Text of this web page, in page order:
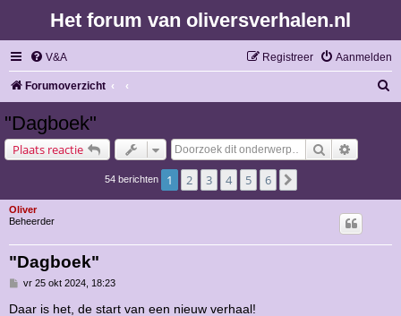
Het forum van oliversverhalen.nl
V&A Aanmelden
Registreer
Forumoverzicht
"Dagboek"
Plaats reactie Zoek
54 berichten 1 2 3 4 5 6
Oliver
Beheerder
"Dagboek"
B
r
vr 25 okt 2024, 18:23
Daar is het, de start van een nieuw verhaal!